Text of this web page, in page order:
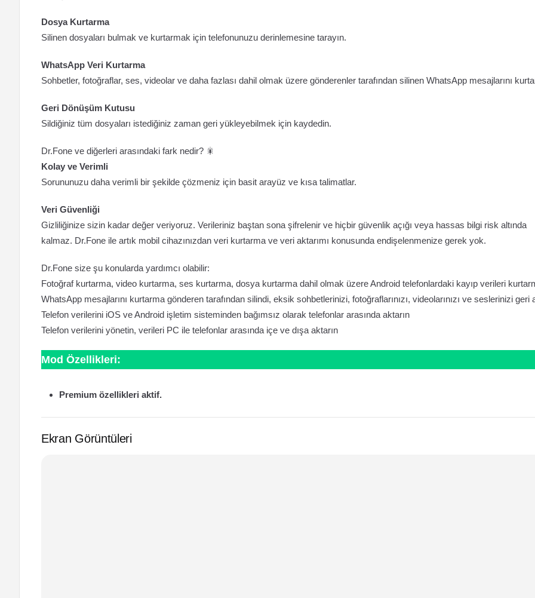
Dosya Kurtarma
Silinen dosyaları bulmak ve kurtarmak için telefonunuzu derinlemesine tarayın.
WhatsApp Veri Kurtarma
Sohbetler, fotoğraflar, ses, videolar ve daha fazlası dahil olmak üzere gönderenler tarafından silinen WhatsApp mesajlarını
Geri Dönüşüm Kutusu
Sildiğiniz tüm dosyaları istediğiniz zaman geri yükleyebilmek için kaydedin.
Dr.Fone ve diğerleri arasındaki fark nedir? 🎇
Kolay ve Verimli
Sorununuzu daha verimli bir şekilde çözmeniz için basit arayüz ve kısa talimatlar.
Veri Güvenliği
Gizliliğinize sizin kadar değer veriyoruz. Verileriniz baştan sona şifrelenir ve hiçbir güvenlik açığı veya hassas bilgi risk altında
kalmaz. Dr.Fone ile artık mobil cihazınızdan veri kurtarma ve veri aktarımı konusunda endişelenmenize gerek yok.
Dr.Fone size şu konularda yardımcı olabilir:
Fotoğraf kurtarma, video kurtarma, ses kurtarma, dosya kurtarma dahil olmak üzere Android telefonlardaki kayıp verileri
WhatsApp mesajlarını kurtarma gönderen tarafından silindi, eksik sohbetlerinizi, fotoğraflarınızı, videolarınızı ve seslerinizi geri
Telefon verilerini iOS ve Android işletim sisteminden bağımsız olarak telefonlar arasında aktarın
Telefon verilerini yönetin, verileri PC ile telefonlar arasında içe ve dışa aktarın
Mod Özellikleri:
Premium özellikleri aktif.
Ekran Görüntüleri